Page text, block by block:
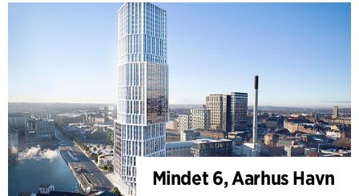
Mindet 6, Aarhus Havn